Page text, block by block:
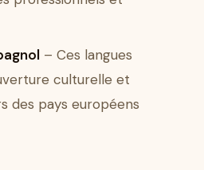
– Ces langues
culturelle et
des pays européens